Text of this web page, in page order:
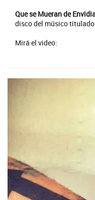
Que se Mueran de
disco del músico titulado
Mirá el video: